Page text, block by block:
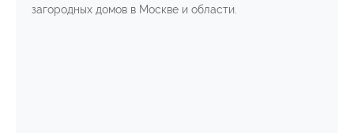
загородных домов в Москве и области.